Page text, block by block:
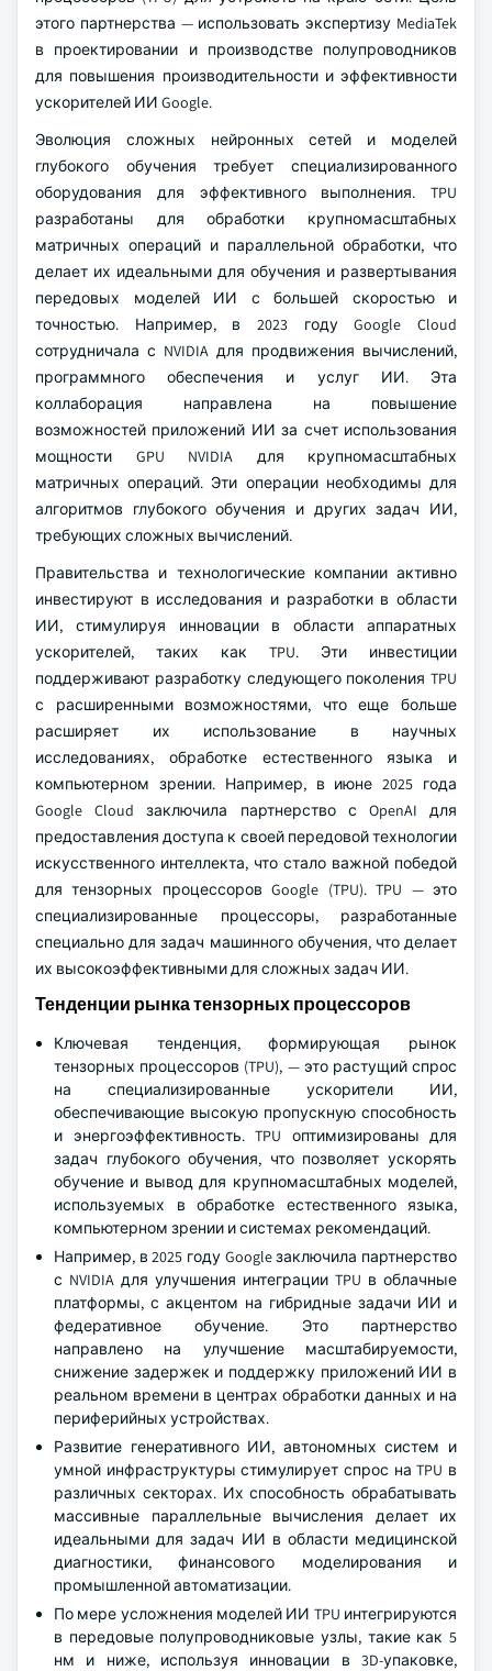
этого партнерства — использовать экспертизу MediaTek
в проектировании и производстве полупроводников
для повышения производительности и эффективности
ускорителей ИИ Google.
Эволюция сложных нейронных сетей и моделей
глубокого обучения требует специализированного
оборудования для эффективного выполнения. TPU
разработаны для обработки крупномасштабных
матричных операций и параллельной обработки, что
делает их идеальными для обучения и развертывания
передовых моделей ИИ с большей скоростью и
точностью. Например, в 2023 году Google Cloud
сотрудничала с NVIDIA для продвижения вычислений,
программного обеспечения и услуг ИИ. Эта
коллаборация направлена на повышение
возможностей приложений ИИ за счет использования
мощности GPU NVIDIA для крупномасштабных
матричных операций. Эти операции необходимы для
алгоритмов глубокого обучения и других задач ИИ,
требующих сложных вычислений.
Правительства и технологические компании активно
инвестируют в исследования и разработки в области
ИИ, стимулируя инновации в области аппаратных
ускорителей, таких как TPU. Эти инвестиции
поддерживают разработку следующего поколения TPU
с расширенными возможностями, что еще больше
расширяет их использование в научных
исследованиях, обработке естественного языка и
компьютерном зрении. Например, в июне 2025 года
Google Cloud заключила партнерство с OpenAI для
предоставления доступа к своей передовой технологии
искусственного интеллекта, что стало важной победой
для тензорных процессоров Google (TPU). TPU — это
специализированные процессоры, разработанные
специально для задач машинного обучения, что делает
их высокоэффективными для сложных задач ИИ.
Тенденции рынка тензорных процессоров
Ключевая тенденция, формирующая рынок
тензорных процессоров (TPU), — это растущий спрос
на специализированные ускорители ИИ,
обеспечивающие высокую пропускную способность
и энергоэффективность. TPU оптимизированы для
задач глубокого обучения, что позволяет ускорять
обучение и вывод для крупномасштабных моделей,
используемых в обработке естественного языка,
компьютерном зрении и системах рекомендаций.
Например, в 2025 году Google заключила партнерство
с NVIDIA для улучшения интеграции TPU в облачные
платформы, с акцентом на гибридные задачи ИИ и
федеративное обучение. Это партнерство
направлено на улучшение масштабируемости,
снижение задержек и поддержку приложений ИИ в
реальном времени в центрах обработки данных и на
периферийных устройствах.
Развитие генеративного ИИ, автономных систем и
умной инфраструктуры стимулирует спрос на TPU в
различных секторах. Их способность обрабатывать
массивные параллельные вычисления делает их
идеальными для задач ИИ в области медицинской
диагностики, финансового моделирования и
промышленной автоматизации.
По мере усложнения моделей ИИ TPU интегрируются
в передовые полупроводниковые узлы, такие как 5
нм и ниже, используя инновации в 3D-упаковке,